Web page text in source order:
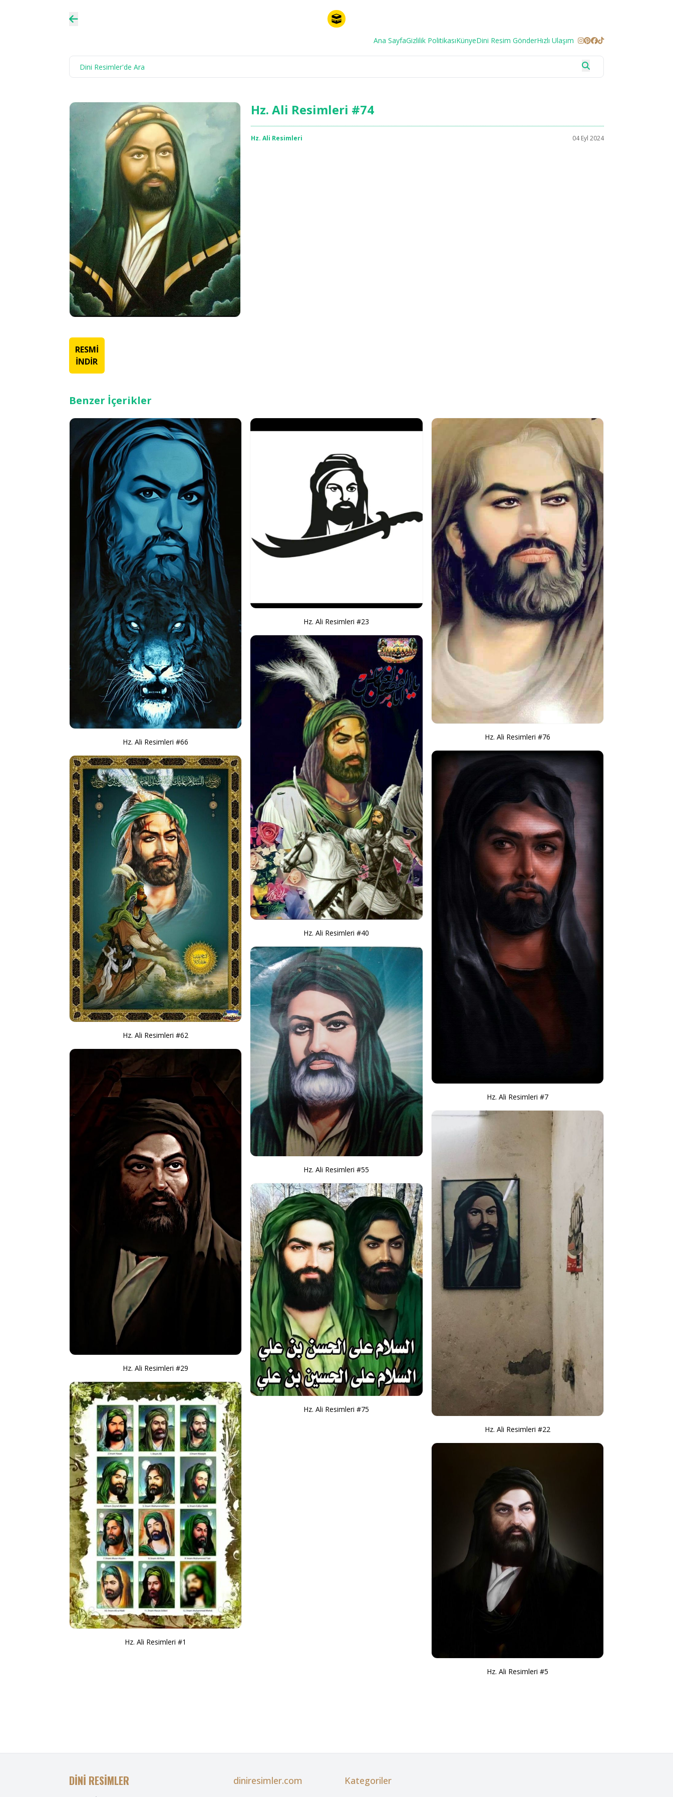
Ana SayfaGizlilik PolitikasıKünyeDini Resim GönderHızlı Ulaşım
Hz. Ali Resimleri #74
Hz. Ali Resimleri 04 Eyl 2024
RESMİ
İNDİR
Benzer İçerikler
Hz. Ali Resimleri #66
Hz. Ali Resimleri #62
Hz. Ali Resimleri #29
Hz. Ali Resimleri #1
Hz. Ali Resimleri #23
Hz. Ali Resimleri #40
Hz. Ali Resimleri #55
Hz. Ali Resimleri #75
Hz. Ali Resimleri #76
Hz. Ali Resimleri #7
Hz. Ali Resimleri #22
Hz. Ali Resimleri #5
DİNİ RESİMLER diniresimler.com Kategoriler